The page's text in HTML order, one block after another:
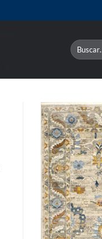
Buscar
por: